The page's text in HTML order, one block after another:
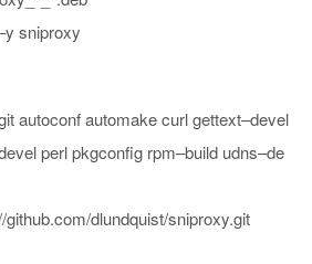
y sniproxy
autoconf automake curl gettext–devel
perl pkgconfig rpm–build udns–de
github.com/dlundquist/sniproxy.git